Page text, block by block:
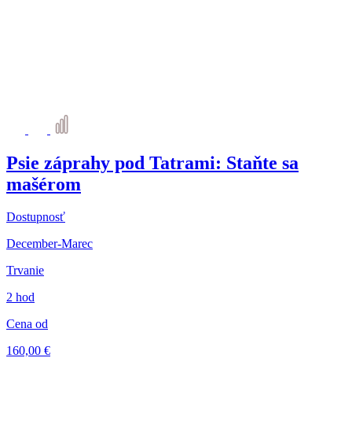
Psie záprahy pod Tatrami: Staňte sa
mašérom
Dostupnosť
December-Marec
Trvanie
2 hod
Cena od
160,00 €